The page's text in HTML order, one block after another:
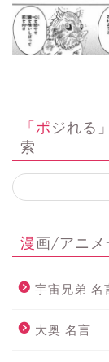
「ポジれる」漫画/アニメ・キャラ・セリフ 検
索
漫画/アニ
宇宙兄弟 名
大奥 名言